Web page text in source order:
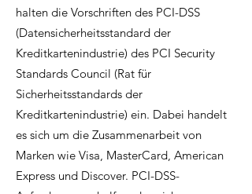
halten die Vorschriften des PCI-DSS
(Datensicherheitsstandard der
Kreditkartenindustrie) des PCI Security
Standards Council (Rat für
Sicherheitsstandards der
Kreditkartenindustrie) ein. Dabei handelt
es sich um die Zusammenarbeit von
Marken wie Visa, MasterCard, American
Express und Discover. PCI-DSS-